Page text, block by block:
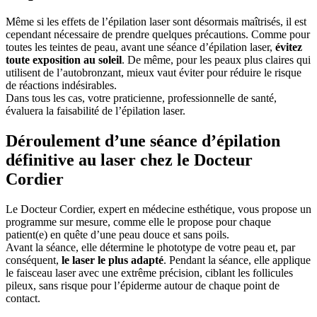
Même si les effets de l’épilation laser sont désormais maîtrisés, il est
cependant nécessaire de prendre quelques précautions. Comme pour
toutes les teintes de peau, avant une séance d’épilation laser, évitez
toute exposition au soleil. De même, pour les peaux plus claires qui
utilisent de l’autobronzant, mieux vaut éviter pour réduire le risque
de réactions indésirables.
Dans tous les cas, votre praticienne, professionnelle de santé,
évaluera la faisabilité de l’épilation laser.
Déroulement d’une séance d’épilation
définitive au laser chez le Docteur
Cordier
Le Docteur Cordier, expert en médecine esthétique, vous propose un
programme sur mesure, comme elle le propose pour chaque
patient(e) en quête d’une peau douce et sans poils.
Avant la séance, elle détermine le phototype de votre peau et, par
conséquent, le laser le plus adapté. Pendant la séance, elle applique
le faisceau laser avec une extrême précision, ciblant les follicules
pileux, sans risque pour l’épiderme autour de chaque point de
contact.